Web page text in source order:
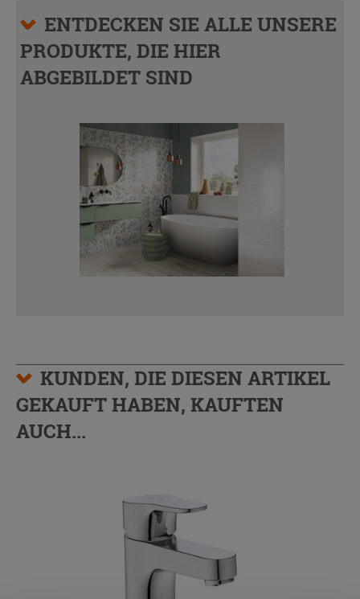
ENTDECKEN SIE ALLE UNSERE
PRODUKTE, DIE HIER
ABGEBILDET SIND
KUNDEN, DIE DIESEN ARTIKEL
GEKAUFT HABEN, KAUFTEN
AUCH...